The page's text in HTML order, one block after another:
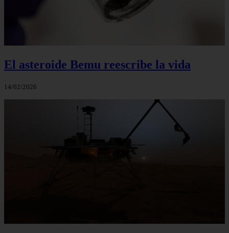
El asteroide Bemu reescribe la vida
14/02/2026